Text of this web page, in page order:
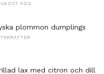
ÄGG
plommon dumplings
lax med citron och dill